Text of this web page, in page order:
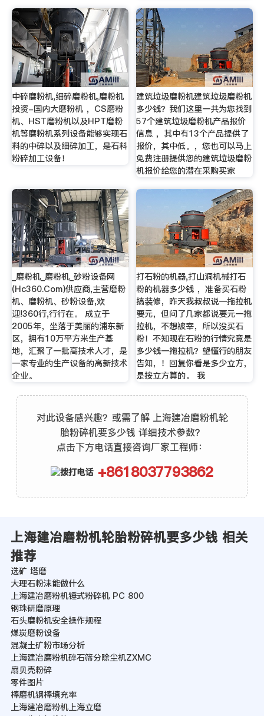
中碎磨粉机,细碎磨粉机,磨粉机
投资-国内大磨粉机 ，CS磨粉
机、HST磨粉机以及HPT磨粉
机等磨粉机系列设备能够实现石
料的中碎以及细碎加工，是石料
粉碎加工设备！
建筑垃圾磨粉机建筑垃圾磨粉机
多少钱？我们这里一共为您找到
57个建筑垃圾磨粉机产品报价
信息 ，其中有13个产品提供了
报价，其中低。，您也可以马上
免费注册提供您的建筑垃圾磨粉
机报价给您的潜在采购买家
_磨粉机_磨粉机_砂粉设备网
(Hc360.Com)供应商,主营磨粉
机、磨粉机、砂粉设备,欢
迎!360行,行行在。 成立于
2005年，坐落于美丽的浦东新
区，拥有10万平方米生产基
地，汇聚了一批高技术人才，是
一家专业的生产设备的高新技术
企业。
打石粉的机器,打山洞机械打石
粉的机器多少钱 ，准备买石粉
搞装修，昨天我叔叔说一拖拉机
要元，但问了几家都说要元一拖
拉机，不想被宰，所以没买石
粉！不知现在石粉的行情究竟是
多少钱一拖拉机？望懂行的朋友
告知，！回复你看是多少立方，
是按立方算的。 我
对此设备感兴趣？或需了解 上海建冶磨粉机轮
胎粉碎机要多少钱 详细技术参数？
点击下方电话直接咨询厂家工程师：
+8618037793862
上海建冶磨粉机轮胎粉碎机要多少钱 相关
推荐
选矿 塔磨
大理石粉沫能做什么
上海建冶磨粉机锤式粉碎机 PC 800
钢珠研磨原理
石头磨粉机安全操作规程
煤炭磨粉设备
混凝土矿粉市场分析
上海建冶磨粉机碎石筛分除尘机ZXMC
扇贝壳粉碎
零件图片
棒磨机钢棒填充率
上海建冶磨粉机上海立磨